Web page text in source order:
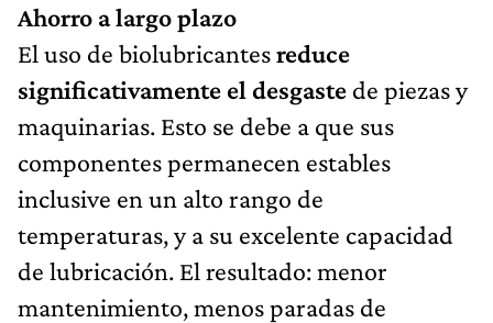
Ahorro a largo plazo
El uso de biolubricantesreduce
significativamente el desgaste de piezas y
maquinarias. Esto se debe a que sus
componentes permanecen estables
inclusive en un alto rango de
temperaturas, y a su excelente capacidad
de lubricación. El resultado: menor
mantenimiento, menos paradas de